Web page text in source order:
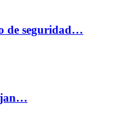
de seguridad…